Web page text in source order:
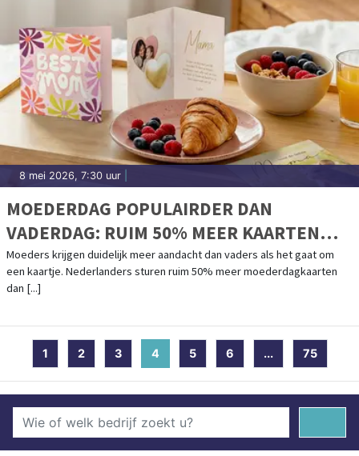
8 mei 2026, 7:30 uur
MOEDERDAG POPULAIRDER DAN
VADERDAG: RUIM 50% MEER KAARTEN
VERSTUURD
Moeders krijgen duidelijk meer aandacht dan vaders als het gaat om
een kaartje. Nederlanders sturen ruim 50% meer moederdagkaarten
dan [...]
1 2 3 4 (current)
5 6 ... 75